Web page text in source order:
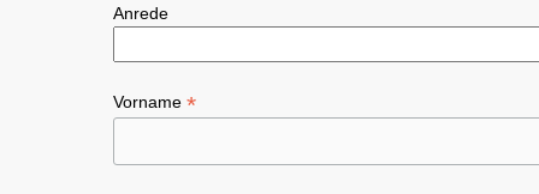
Anrede
Vorname *